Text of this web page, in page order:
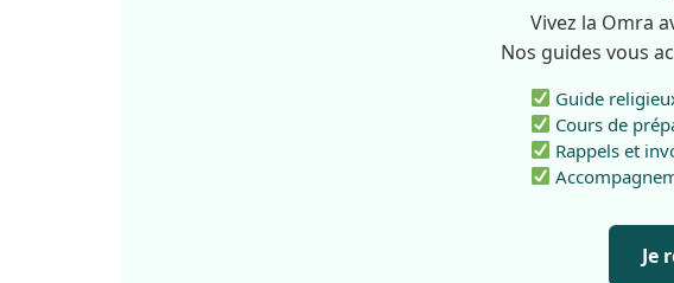
Vivez la Omra
Nos guides vous
Guide
Cours de
Rappels et
Je